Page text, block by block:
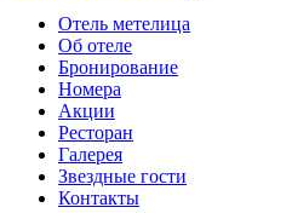
Отель метелица
Об отеле
Бронирование
Номера
Акции
Ресторан
Галерея
Звездные гости
Контакты